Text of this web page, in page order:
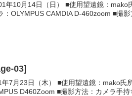
年10月14日（日） ■使用望遠鏡：mako
：OLYMPUS CAMDIA D-460zoom ■撮
03]
7月23日（木） ■使用望遠鏡：mako氏
D460Zoom ■撮影方法：カメラ手持